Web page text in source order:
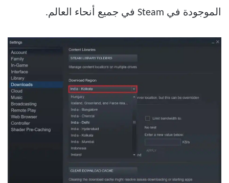
الموجودة في Steam في جميع أنحاء العالم.